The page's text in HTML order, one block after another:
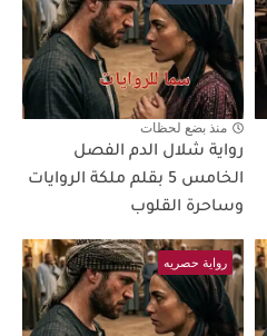
منذ بضع لحظات
رواية شلال الدم الفصل
الخامس 5 بقلم ملكة الروايات
وساحرة القلوب
رواية حصريه